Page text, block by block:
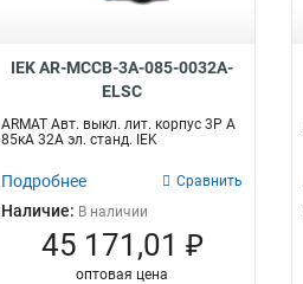
IEK AR-MCCB-3A-085-0032A-
ELSC
ARMAT Авт. выкл. лит. корпус 3P A
85кА 32А эл. станд. IEK
Подробнее Сравнить
Наличие: В наличии
45 171,01 ₽
оптовая цена